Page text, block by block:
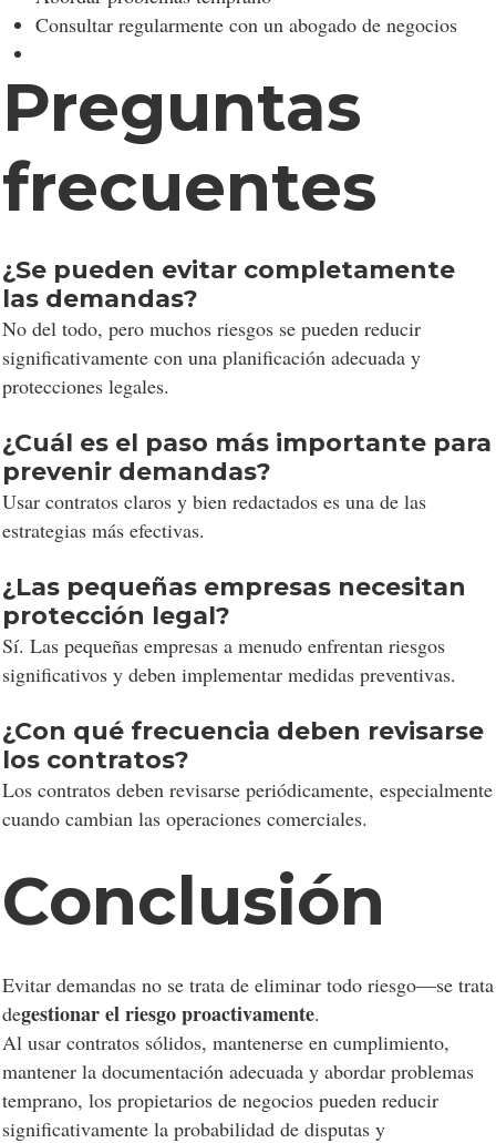
Consultar regularmente con un abogado de negocios
Preguntas
frecuentes
¿Se pueden evitar completamente
las demandas?
No del todo, pero muchos riesgos se pueden reducir
significativamente con una planificación adecuada y
protecciones legales.
¿Cuál es el paso más importante para
prevenir demandas?
Usar contratos claros y bien redactados es una de las
estrategias más efectivas.
¿Las pequeñas empresas necesitan
protección legal?
Sí. Las pequeñas empresas a menudo enfrentan riesgos
significativos y deben implementar medidas preventivas.
¿Con qué frecuencia deben revisarse
los contratos?
Los contratos deben revisarse periódicamente, especialmente
cuando cambian las operaciones comerciales.
Conclusión
Evitar demandas no se trata de eliminar todo riesgo—se trata
degestionar el riesgo proactivamente.
Al usar contratos sólidos, mantenerse en cumplimiento,
mantener la documentación adecuada y abordar problemas
temprano, los propietarios de negocios pueden reducir
significativamente la probabilidad de disputas y